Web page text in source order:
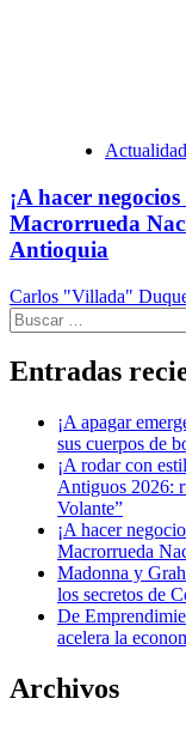
Actualidad
¡A hacer
Macrorrueda
Antioquia
Carlos "Villada"
Buscar:
Entradas
¡A apagar
sus cuerpos de
¡A rodar con
Antiguos 2026:
Volante”
¡A hacer
Macrorrueda
Madonna y
los secretos de
De
acelera la
Archivos